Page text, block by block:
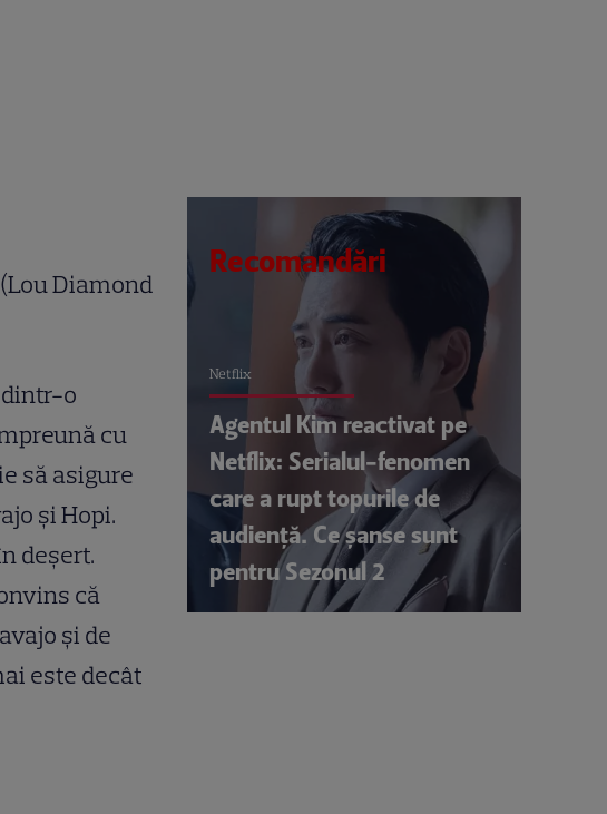
Diamond
dintr-o
cu
să asigure
şi Hopi.
deşert.
că
şi de
este decât
Recomandări
Netflix
Agentul Kim reactivat pe
Netflix: Serialul-fenomen
care a rupt topurile de
audiență. Ce șanse sunt
pentru Sezonul 2